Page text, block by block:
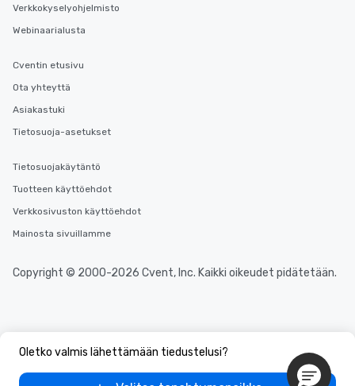
Oletko valmis lähettämään tiedustelusi?
Verkkokyselyohjelmisto
Webinaarialusta
Cventin etusivu
Ota yhteyttä
Asiakastuki
Tietosuoja-asetukset
Tietosuojakäytäntö
Tuotteen käyttöehdot
Verkkosivuston käyttöehdot
Mainosta sivuillamme
Copyright © 2000-2026 Cvent, Inc. Kaikki oikeudet pidätetään.